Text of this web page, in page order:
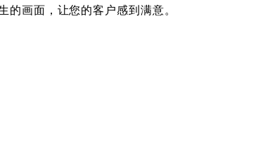
画面，让您的客户感到满意。